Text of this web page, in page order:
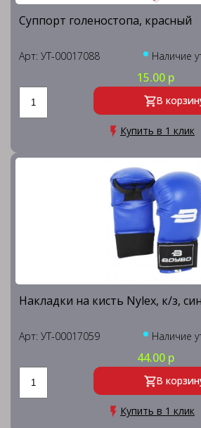
Суппорт голеностопа, красный
Арт: УТ-00017088 Наличие
15.00 р
В
Купить в 1 клик
Накладки на кисть Nylex, к/з,
Арт: УТ-00017059 Наличие
44.00 р
В
Купить в 1 клик